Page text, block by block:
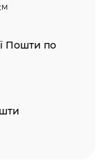
Пошти по